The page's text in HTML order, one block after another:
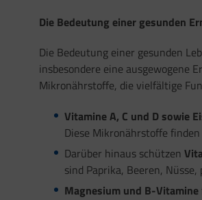
Die Bedeutung einer gesunden
Die Bedeutung einer gesunden
insbesondere eine ausgewogene
Mikronährstoffe, die vielfältige
Vitamine A, C und D sowie
Diese Mikronährstoffe
Darüber hinaus schützen
sind Paprika, Beeren,
Magnesium und B-Vitamine